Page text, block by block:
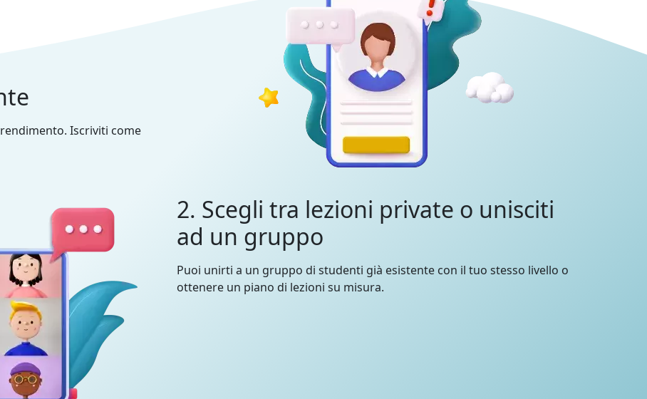
Iscriviti come
2. Scegli tra lezioni private o unisciti
ad un gruppo
Puoi unirti a un gruppo di studenti già esistente con il tuo stesso livello o
ottenere un piano di lezioni su misura.